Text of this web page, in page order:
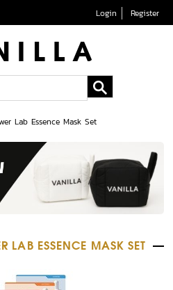
Login Register
Lab Essence Mask Set
LAB ESSENCE MASK SET